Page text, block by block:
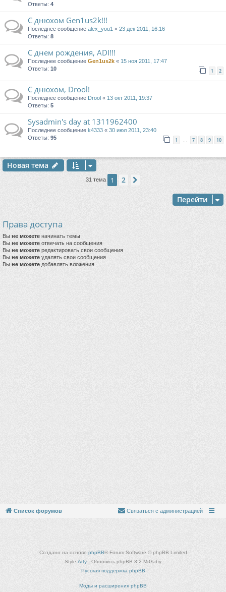
Ответы: 4
С днюхом Gen1us2k!!!
Последнее сообщение alex_you1 « 23 дек 2011, 16:16
Ответы: 8
С днем рождения, ADI!!!
Последнее сообщение Gen1us2k « 15 ноя 2011, 17:47
Ответы: 10 1 2
С днюхом, Drool!
Последнее сообщение Drool « 13 окт 2011, 19:37
Ответы: 5
Sysadmin's day at 1311962400
Последнее сообщение k4333 « 30 июл 2011, 23:40
Ответы: 95 1 7 8 9 10
Новая тема
31 тема 1 2
Перейти
Права доступа
Вы не можете начинать темы
Вы не можете отвечать на сообщения
Вы не можете редактировать свои сообщения
Вы не можете удалять свои сообщения
Вы не можете добавлять вложения
Список форумов Связаться с администрацией
Создано на основе phpBB® Forum Software © phpBB Limited
Style Arty - Обновить phpBB 3.2 MrGaby
Русская поддержка phpBB
Моды и расширения phpBB